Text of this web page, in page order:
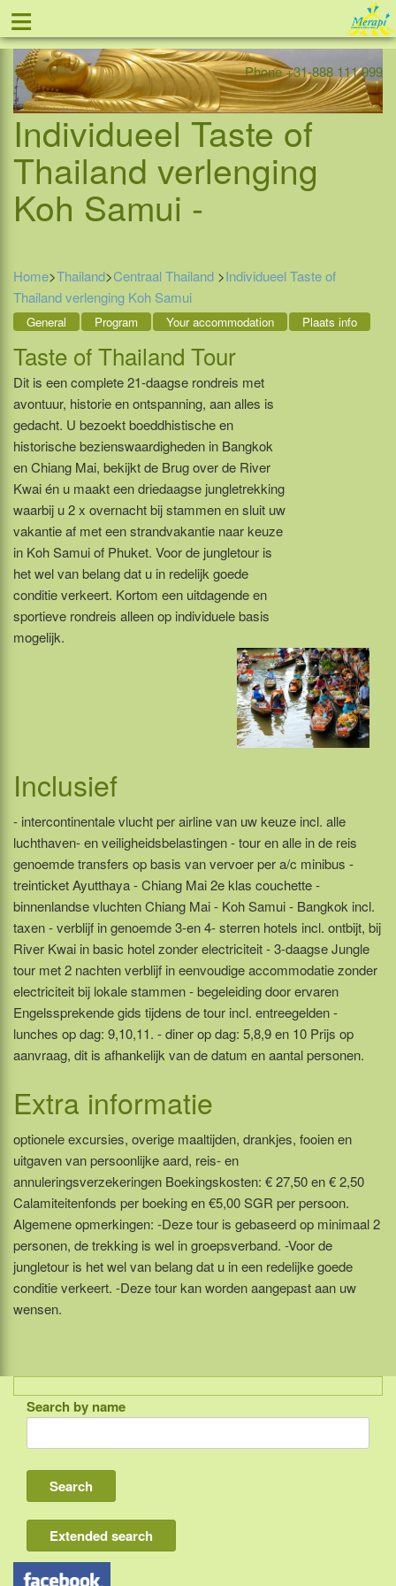
Offer
≡
Phone +31-888 111 999
Individueel Taste of
Thailand verlenging
Koh Samui -
Home>Thailand>Centraal Thailand >Individueel Taste of
Thailand verlenging Koh Samui
General Program Your accommodation Plaats info
Taste of Thailand Tour
Dit is een complete 21-daagse rondreis met
avontuur, historie en ontspanning, aan alles is
gedacht. U bezoekt boeddhistische en
historische bezienswaardigheden in Bangkok
en Chiang Mai, bekijkt de Brug over de River
Kwai én u maakt een driedaagse jungletrekking
waarbij u 2 x overnacht bij stammen en sluit uw
vakantie af met een strandvakantie naar keuze
in Koh Samui of Phuket. Voor de jungletour is
het wel van belang dat u in redelijk goede
conditie verkeert. Kortom een uitdagende en
sportieve rondreis alleen op individuele basis
mogelijk.
Inclusief
- intercontinentale vlucht per airline van uw keuze incl. alle
luchthaven- en veiligheidsbelastingen - tour en alle in de reis
genoemde transfers op basis van vervoer per a/c minibus -
treinticket Ayutthaya - Chiang Mai 2e klas couchette -
binnenlandse vluchten Chiang Mai - Koh Samui - Bangkok incl.
taxen - verblijf in genoemde 3-en 4- sterren hotels incl. ontbijt, bij
River Kwai in basic hotel zonder electriciteit - 3-daagse Jungle
tour met 2 nachten verblijf in eenvoudige accommodatie zonder
electriciteit bij lokale stammen - begeleiding door ervaren
Engelssprekende gids tijdens de tour incl. entreegelden -
lunches op dag: 9,10,11. - diner op dag: 5,8,9 en 10 Prijs op
aanvraag, dit is afhankelijk van de datum en aantal personen.
Extra informatie
optionele excursies, overige maaltijden, drankjes, fooien en
uitgaven van persoonlijke aard, reis- en
annuleringsverzekeringen Boekingskosten: € 27,50 en € 2,50
Calamiteitenfonds per boeking en €5,00 SGR per persoon.
Algemene opmerkingen: -Deze tour is gebaseerd op minimaal 2
personen, de trekking is wel in groepsverband. -Voor de
jungletour is het wel van belang dat u in een redelijke goede
conditie verkeert. -Deze tour kan worden aangepast aan uw
wensen.
Indonesia
Bali
Lombok
Flores & Komodo
Other Sunda islands
Search by name
Extended search